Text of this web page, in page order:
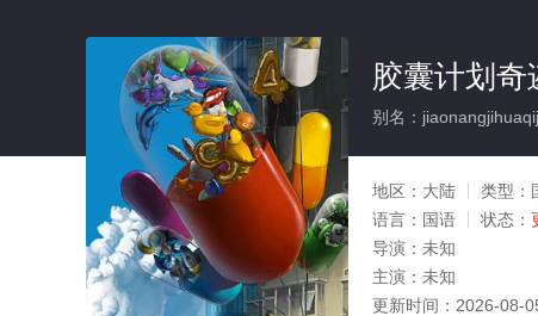
胶囊计划奇
别名：
地区： 大陆 类型：
语言： 国语 状态：
导演： 未知
主演： 未知
更新时间： 2026-08-